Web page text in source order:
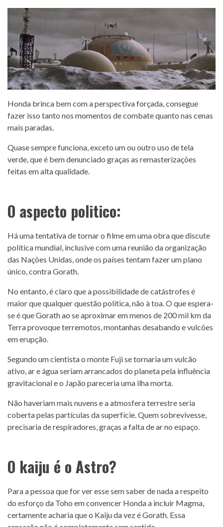
Honda brinca bem com a perspectiva forçada, consegue
fazer isso tanto nos momentos de combate quanto nas cenas
mais paradas.
Quase sempre funciona, exceto um ou outro uso de tela
verde, que é bem denunciado graças as remasterizações
feitas em alta qualidade.
O aspecto politico:
Há uma tentativa de tornar o filme em uma obra que discute
política mundial, inclusive com uma reunião da organização
das Nações Unidas, onde os países tentam fazer um plano
único, contra Gorath.
No entanto, é claro que a possibilidade de catástrofes é
maior que qualquer questão política, não à toa. O que espera-
se é que Gorath ao se aproximar em menos de 200 mil km da
Terra provoque terremotos, montanhas desabando e vulcões
em erupção.
Segundo um cientista o monte Fuji se tornaria um vulcão
ativo, ar e água seriam arrancados do planeta pela influência
gravitacional e o Japão pareceria uma ilha morta.
Não haveriam mais nuvens e a atmosfera terrestre seria
coberta pelas partículas da superfície. Quem sobrevivesse,
precisaria de respiradores, graças a falta de ar no espaço.
O kaiju é o Astro?
Para a pessoa que for ver esse sem saber de nada a respeito
do esforço da Toho em convencer Honda a incluir Magma,
certamente acharia que o Kaiju da vez é Gorath. Essa